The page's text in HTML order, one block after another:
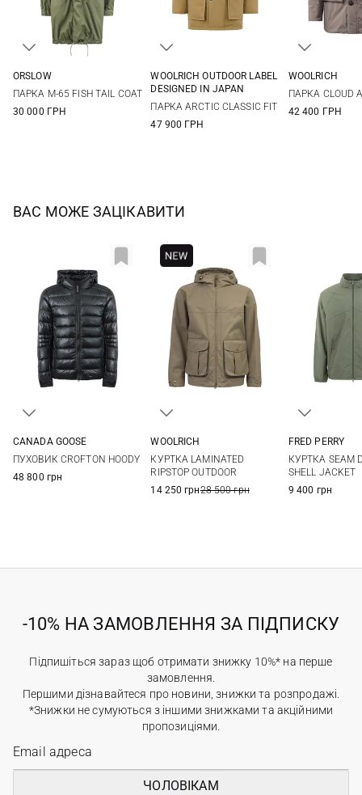
ORSLOW
ПАРКА M-65 FISH TAIL COAT
30 000 ГРН
S M L
WOOLRICH OUTDOOR LABEL
DESIGNED IN JAPAN
ПАРКА ARCTIC CLASSIC FIT
47 900 ГРН
WOOLRICH
ПАРКА CLOUD
42 400 ГРН
ВАС МОЖЕ ЗАЦІКАВИТИ
CANADA GOOSE
ПУХОВИК CROFTON HOODY
48 800 грн
WOOLRICH
КУРТКА LAMINATED
RIPSTOP OUTDOOR
14 250 грн28 500 грн
FRED PERRY
КУРТКА SEAM
SHELL JACKET
9 400 грн
-10% НА ЗАМОВЛЕННЯ ЗА ПІДПИСКУ
Підпишіться зараз щоб отримати знижку 10%* на перше
замовлення.
Першими дізнавайтеся про новини, знижки та розпродажі.
*Знижки не сумуються з іншими знижками та акційними
пропозиціями.
ЧОЛОВІКАМ